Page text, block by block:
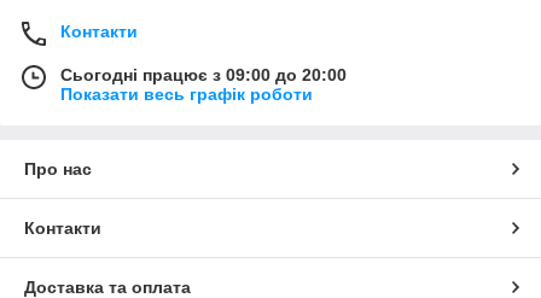
Контакти
Сьогодні працює з 09:00 до 20:00
Показати весь графік роботи
Про нас
Контакти
Доставка та оплата